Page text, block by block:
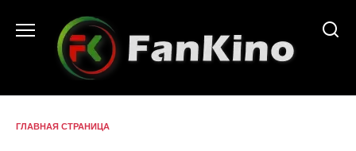
содержанию
ГЛАВНАЯ СТРАНИЦА